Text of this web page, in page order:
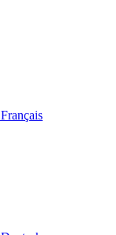
Français